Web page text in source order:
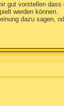
gut vorstellen
werden können.
dazu sagen,